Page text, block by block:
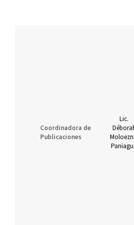
Coordinadora de
Publicaciones
Lic.